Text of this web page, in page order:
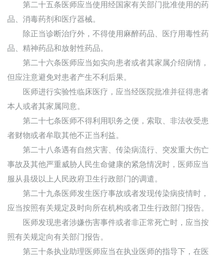
第二十五条医师应当使用经国家有关部门批准使用的药
品、消毒药剂和医疗器械。
除正当诊断治疗外，不得使用麻醉药品、医疗用毒性药
品、精神药品和放射性药品。
第二十六条医师应当如实向患者或者其家属介绍病情，
但应注意避免对患者产生不利后果。
医师进行实验性临床医疗，应当经医院批准并征得患者
本人或者其家属同意。
第二十七条医师不得利用职务之便，索取、非法收受患
者财物或者牟取其他不正当利益。
第二十八条遇有自然灾害、传染病流行、突发重大伤亡
事故及其他严重威胁人民生命健康的紧急情况时，医师应当
服从县级以上人民政府卫生行政部门的调遣。
第二十九条医师发生医疗事故或者发现传染病疫情时，
应当按照有关规定及时向所在机构或者卫生行政部门报告。
医师发现患者涉嫌伤害事件或者非正常死亡时，应当按
照有关规定向有关部门报告。
第三十条执业助理医师应当在执业医师的指导下，在医